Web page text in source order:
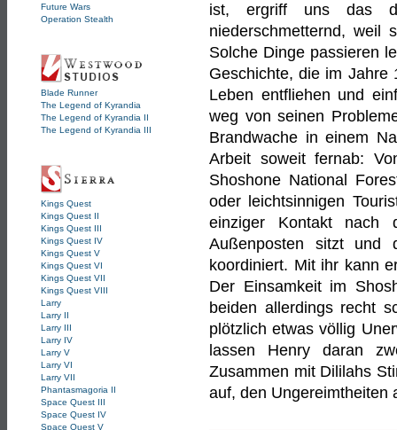
Future Wars
Operation Stealth
Blade Runner
The Legend of Kyrandia
The Legend of Kyrandia II
The Legend of Kyrandia III
Kings Quest
Kings Quest II
Kings Quest III
Kings Quest IV
Kings Quest V
Kings Quest VI
Kings Quest VII
Kings Quest VIII
Larry
Larry II
Larry III
Larry IV
Larry V
Larry VI
Larry VII
Phantasmagoria II
Space Quest III
Space Quest IV
Space Quest V
ist, ergriff uns das
niederschmetternd, weil
Solche Dinge passieren
Geschichte, die im Jahre
Leben entfliehen und
weg von seinen
Brandwache in einem
Arbeit soweit fernab:
Shoshone National
oder leichtsinnigen
einziger Kontakt nach
Außenposten sitzt und
koordiniert. Mit ihr kann
Der Einsamkeit im
beiden allerdings recht
plötzlich etwas völlig
lassen Henry daran
Zusammen mit Dililahs
auf, den Ungereimtheiten